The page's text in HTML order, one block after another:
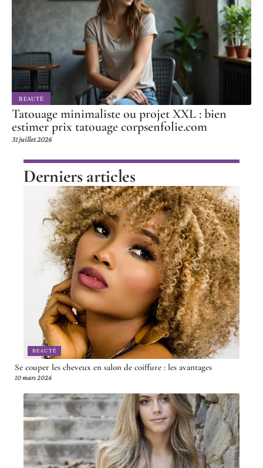
BEAUTÉ
Tatouage minimaliste ou projet XXL : bien
estimer prix tatouage corpsenfolie.com
31 juillet 2026
Derniers articles
BEAUTÉ
Se couper les cheveux en salon de coiffure : les avantages
10 mars 2026